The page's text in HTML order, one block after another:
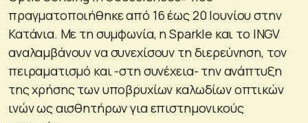
πραγματοποιήθηκε από 16 έως 20 Ιουνίου στην
Κατάνια. Με τη συμφωνία, η Sparkle και το INGV
αναλαμβάνουν να συνεχίσουν τη διερεύνηση, τον
πειραματισμό και -στη συνέχεια- την ανάπτυξη
της χρήσης των υποβρυχίων καλωδίων οπτικών
ινών ως αισθητήρων για επιστημονικούς